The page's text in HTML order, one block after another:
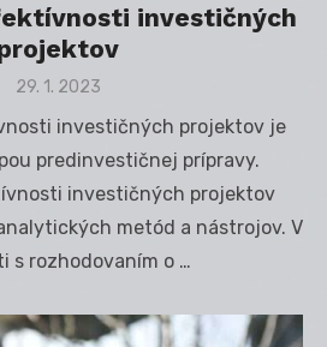
investičných
Posted
29. 1. 2023
investičných projektov je
predinvestičnej prípravy.
investičných projektov
metód a nástrojov. V
s rozhodovaním o …